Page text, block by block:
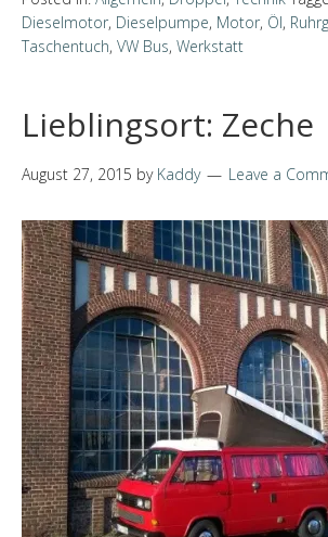
Dieselmotor, Dieselpumpe, Motor, Öl,
Taschentuch, VW Bus, Werkstatt
Lieblingsort: Zeche
August 27, 2015 by Kaddy Leave a